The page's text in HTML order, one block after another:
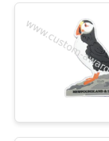
단